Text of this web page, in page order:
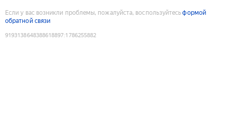
Если у вас возникли проблемы, пожалуйста, воспользуйтесьформой
обратной связи
9193138648388618897:1786255882